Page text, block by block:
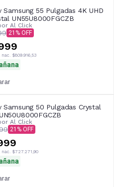
Samsung 55 Pulgadas 4K UHD
UN55U8000FGCZB
Al Click
21
$809.916,53
Samsung 50 Pulgadas Crystal
Al Click
21
$727.271,90